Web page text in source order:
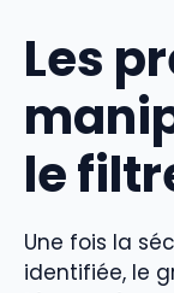
Les
le
Une fois la
identifiée, le